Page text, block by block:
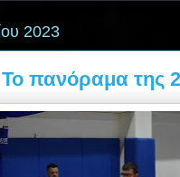
2023
πανόραμα της